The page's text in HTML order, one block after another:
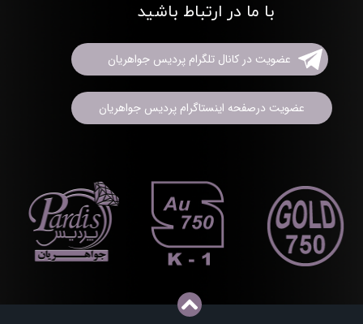
با ما در ارتباط باشید
عضویت در کانال تلگرام پردیس جواهریان
عضویت درصفحه اینستاگرام پردیس جواهریان